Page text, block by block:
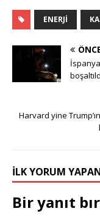
ENERJI
Harvard yine
İLK YORUM
Bir yanıt